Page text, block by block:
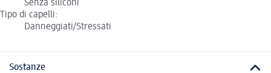
Senza siliconi
Tipo di capelli:
Danneggiati/Stressati
Sostanze